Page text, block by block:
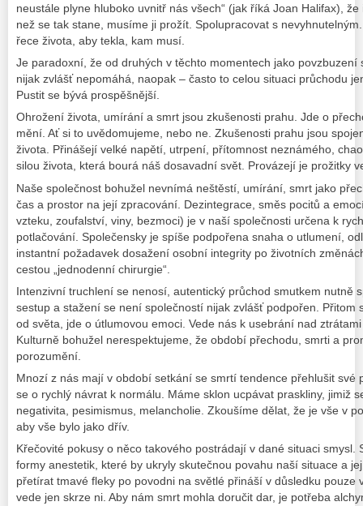
neustále plyne hluboko uvnitř nás všech“ (jak říká Joan Halifax),
než se tak stane, musíme ji prožít. Spolupracovat s
řece života, aby tekla, kam musí.
Je paradoxní, že od druhých v těchto momentech jako povzbuzení
nijak zvlášť nepomáhá, naopak – často to celou situaci průchodu
Pustit se bývá prospěšnější.
Ohrožení života, umírání a smrt jsou zkušenosti prahu. Jde o
mění. Ať si to uvědomujeme, nebo ne. Zkušenosti prahu jsou
života. Přinášejí velké napětí, utrpení, přítomnost neznámého,
silou života, která bourá náš dosavadní svět. Provázejí je prožitky
Naše společnost bohužel nevnímá neštěstí, umírání, smrt jako
čas a prostor na její zpracování. Dezintegrace, směs pocitů a
vzteku, zoufalství, viny, bezmoci) je v naší společnosti určena k
potlačování. Společensky je spíše podpořena snaha o utlumení,
instantní požadavek dosažení osobní integrity po životních
cestou „jednodenní chirurgie“.
Intenzivní truchlení se nenosí, autentický průchod smutkem nutně
sestup a stažení se není společností nijak zvlášť podpořen. Přitom
od světa, jde o útlumovou emoci. Vede nás k usebrání nad
Kulturně bohužel nerespektujeme, že období přechodu, smrti a
porozumění.
Mnozí z nás mají v období setkání se smrtí tendence přehlušit své
se o rychlý návrat k normálu. Máme sklon ucpávat praskliny, jimiž
negativita, pesimismus, melancholie. Zkoušíme dělat, že je vše v
aby vše bylo jako dřív.
Křečovité pokusy o něco takového postrádají v dané situaci smysl.
formy anestetik, které by ukryly skutečnou povahu naší situace a
přetírat tmavé fleky po povodni na světlé přináší v důsledku pouze
vede jen skrze ni. Aby nám smrt mohla doručit dar, je potřeba